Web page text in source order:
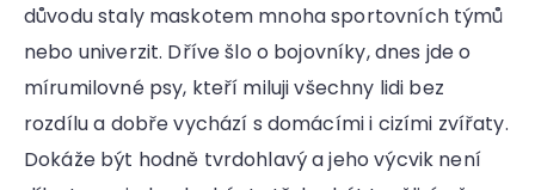
důvodu staly maskotem mnoha sportovních týmů
nebo univerzit. Dříve šlo o bojovníky, dnes jde o
mírumilovné psy, kteří miluji všechny lidi bez
rozdílu a dobře vychází s domácími i cizími zvířaty.
Dokáže být hodně tvrdohlavý a jeho výcvik není